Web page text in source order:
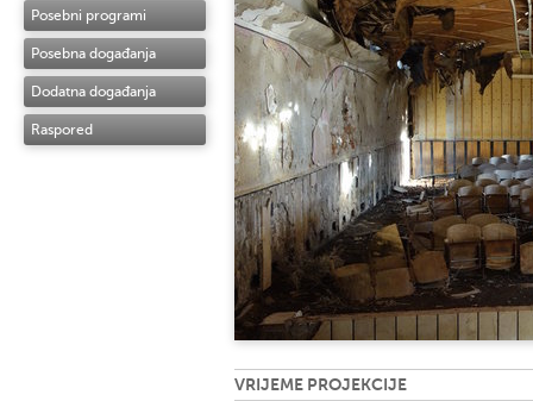
Posebni programi
Posebna događanja
Dodatna događanja
Raspored
VRIJEME PROJEKCIJE